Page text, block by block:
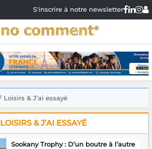
S'inscrire à notre newsletter
Loisirs & J’ai essayé
LOISIRS & J’AI ESSAYÉ
Sookany Trophy : D’un boutre à l’autre